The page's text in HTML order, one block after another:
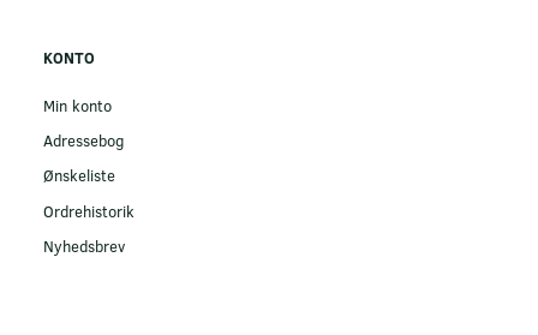
KONTO
Min konto
Adressebog
Ønskeliste
Ordrehistorik
Nyhedsbrev